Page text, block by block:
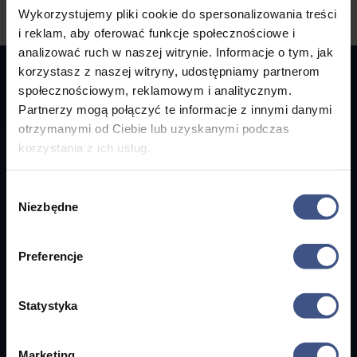
Wykorzystujemy pliki cookie do spersonalizowania treści
i reklam, aby oferować funkcje społecznościowe i
analizować ruch w naszej witrynie. Informacje o tym, jak
korzystasz z naszej witryny, udostępniamy partnerom
społecznościowym, reklamowym i analitycznym.
Partnerzy mogą połączyć te informacje z innymi danymi
otrzymanymi od Ciebie lub uzyskanymi podczas
korzystania z ich usług.
zgody
Niezbędne
Preferencje
Statystyka
ZOBACZ
Wasze Ulubione

4 495 zł